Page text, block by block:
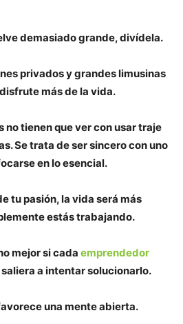
demasiado grande, divídela.
privados y grandes limusinas
más de la vida.
no tienen que ver con usar traje
Se trata de ser sincero con uno
en lo esencial.
tu pasión, la vida será más
estás trabajando.
mejor si cada emprendedor
a intentar solucionarlo.
una mente abierta.